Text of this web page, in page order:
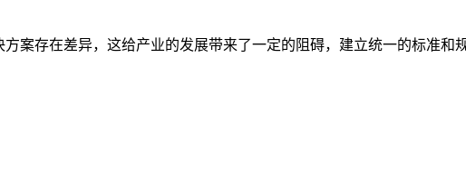
案存在差异，这给产业的发展带来了一定的阻碍，建立统一的标准和